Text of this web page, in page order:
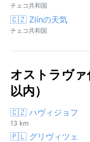
チェコ共和国
🇨🇿 Zlínの天気
チェコ共和国
オストラヴ
以内）
🇨🇿 ハヴィジョフ
13 km
🇵🇱 グリヴィツェ